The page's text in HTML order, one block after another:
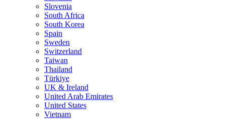
Slovenia
South Africa
South Korea
Spain
Sweden
Switzerland
Taiwan
Thailand
Türkiye
UK & Ireland
United Arab Emirates
United States
Vietnam